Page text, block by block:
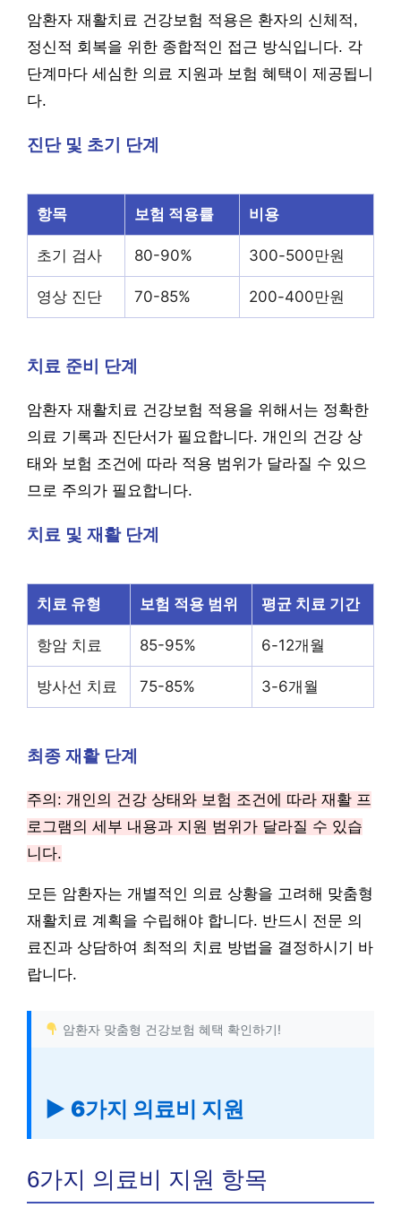
암환자 재활치료 건강보험 적용은 환자의 신체적,
정신적 회복을 위한 종합적인 접근 방식입니다. 각
단계마다 세심한 의료 지원과 보험 혜택이 제공됩니
다.
진단 및 초기 단계
항목 보험 적용률 비용
초기 검사 80-90% 300-500만원
영상 진단 70-85% 200-400만원
치료 준비 단계
암환자 재활치료 건강보험 적용을 위해서는 정확한
의료 기록과 진단서가 필요합니다. 개인의 건강 상
태와 보험 조건에 따라 적용 범위가 달라질 수 있으
므로 주의가 필요합니다.
치료 및 재활 단계
치료 유형 보험 적용 범위 평균 치료 기간
항암 치료 85-95% 6-12개월
방사선 치료 75-85% 3-6개월
최종 재활 단계
주의: 개인의 건강 상태와 보험 조건에 따라 재활 프
로그램의 세부 내용과 지원 범위가 달라질 수 있습
니다.
모든 암환자는 개별적인 의료 상황을 고려해 맞춤형
재활치료 계획을 수립해야 합니다. 반드시 전문 의
료진과 상담하여 최적의 치료 방법을 결정하시기 바
랍니다.
암환자 맞춤형 건강보험 혜택 확인하기!
▶ 6가지 의료비 지원
6가지 의료비 지원 항목